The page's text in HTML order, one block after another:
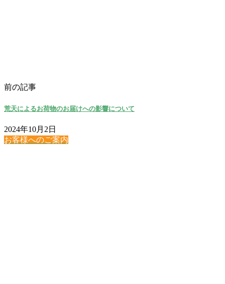
前の記事
荒天によるお荷物のお届けへの影響について
2024年10月2日
お客様へのご案内